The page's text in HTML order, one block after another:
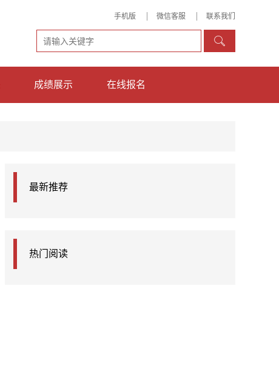
手机版 微信客服 联系我们

成绩展示 在线报名
最新推荐
热门阅读